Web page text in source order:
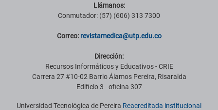
Llámanos:
Conmutador: (57) (606) 313 7300
Correo: revistamedica@utp.edu.co
Dirección:
Recursos Informáticos y Educativos - CRIE
Carrera 27 #10-02 Barrio Álamos Pereira, Risaralda
Edificio 3 - oficina 307
Universidad Tecnológica de Pereira Reacreditada institucional